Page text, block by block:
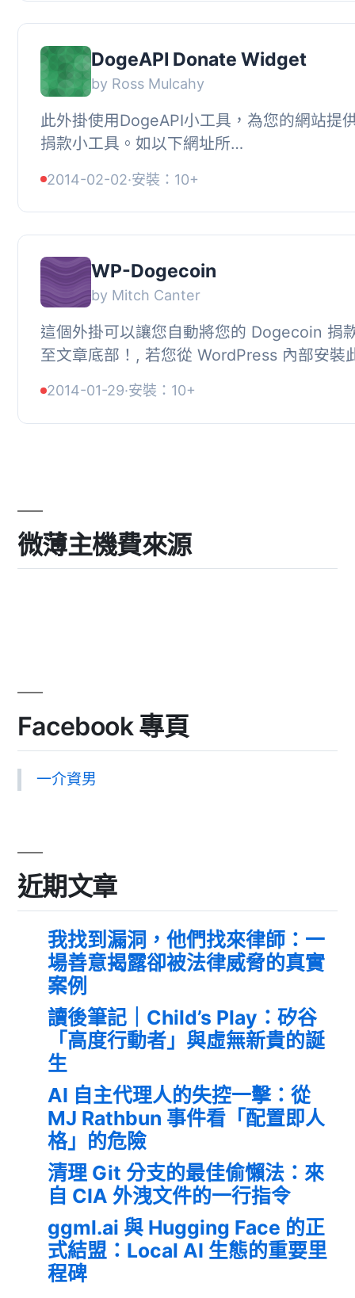
DogeAPI Donate Widget
by Ross Mulcahy
此外掛使用DogeAPI小工具，為您的網站提
捐款小工具。如以下網址所
在 https://www.dogeapi.com/...
2014-02-02·安裝：10+
WP-Dogecoin
by Mitch Canter
這個外掛可以讓您自動將您的 Dogecoin 捐
至文章底部！, 若您從 WordPress 內部安裝
掛...
2014-01-29·安裝：10+
微薄主機費來源
Facebook 專頁
一介資男
近期文章
我找到漏洞，他們找來律師：一
場善意揭露卻被法律威脅的真實
案例
讀後筆記｜Child’s Play：矽谷
「高度行動者」與虛無新貴的誕
生
AI 自主代理人的失控一擊：從
MJ Rathbun 事件看「配置即人
格」的危險
清理 Git 分支的最佳偷懶法：來
自 CIA 外洩文件的一行指令
ggml.ai 與 Hugging Face 的正
式結盟：Local AI 生態的重要里
程碑